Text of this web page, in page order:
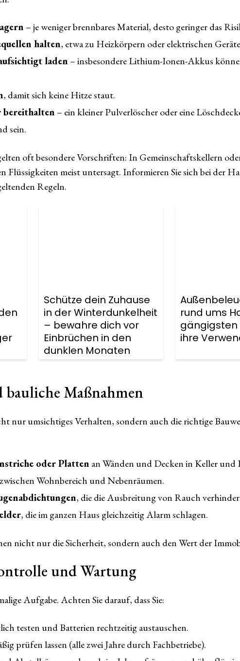
– je weniger brennbares Material, desto geringer das
halten, etwa zu Heizkörpern oder elektrischen
laden – insbesondere Lithium-Ionen-Akkus
, damit sich keine Hitze staut.
bereithalten – ein kleiner Pulverlöscher oder eine
sein.
oft besondere Vorschriften: In Gemeinschaftskellern
Flüssigkeiten meist untersagt. Informieren Sie sich bei der
Regeln.
Schütze dein Zuhause
in der Winterdunkelheit
– bewahre dich vor
Einbrüchen in den
dunklen Monaten
rund ums
gängigsten
ihre
Maßnahmen
nur umsichtiges Verhalten, sondern auch die richtige
oder Platten an Wänden und Decken in Keller und
zwischen Wohnbereich und Nebenräumen.
, die die Ausbreitung von Rauch
, die im ganzen Haus gleichzeitig Alarm schlagen.
nicht nur die Sicherheit, sondern auch den Wert der
und Wartung
Aufgabe. Achten Sie darauf, dass Sie:
testen und Batterien rechtzeitig austauschen.
prüfen lassen (alle zwei Jahre durch Fachbetriebe).